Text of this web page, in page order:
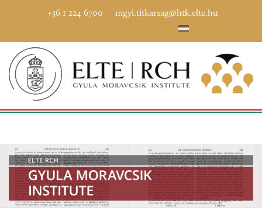
+36 1 224 6700 mgyi.titkarsag@htk.elte.hu